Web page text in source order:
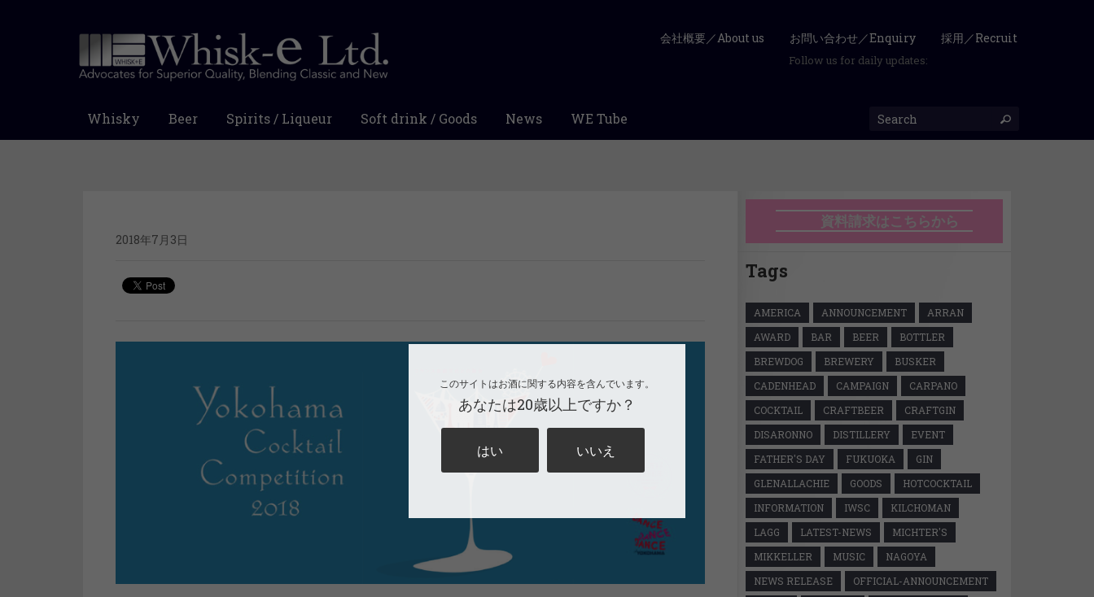
会社概要／About us お問い合わせ／Enquiry 採用／Recruit
Follow us for daily updates:
Whisky Beer Spirits / Liqueur Soft drink / Goods News WE Tube
2018年7月3日
資料請求はこちらから
Tags
AMERICA ANNOUNCEMENT
ARRAN
AWARD
BAR BEER
BOTTLER
BREWDOG
BREWERY
BUSKER
CADENHEAD
CAMPAIGN
CARPANO
COCKTAIL
CRAFTBEER
CRAFTGIN
DISARONNO
DISTILLERY
EVENT
FATHER'S DAY
FUKUOKA
GIN
GLENALLACHIE
GOODS
HOTCOCKTAIL
INFORMATION
IWSC
KILCHOMAN
LAGG
LATEST-NEWS
MICHTER'S
MIKKELLER
MUSIC
NAGOYA
NEWS RELEASE
OFFICIAL-ANNOUNCEMENT
このサイトはお酒に関する内容を含んでいます。
あなたは20歳以上ですか？
はい いいえ